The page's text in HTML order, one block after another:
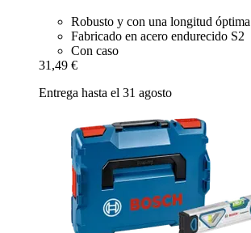
Robusto y con una longitud óptima
Fabricado en acero endurecido S2
Con caso
31,49 €
Entrega hasta el 31 agosto